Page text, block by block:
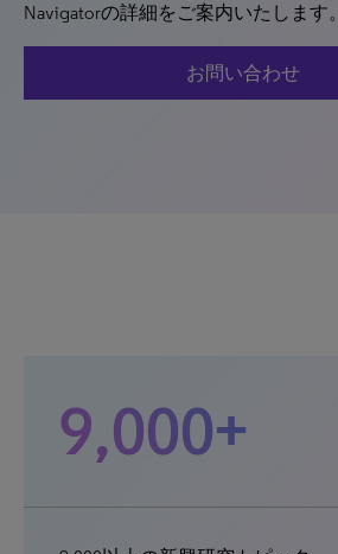
Navigatorの詳細をご案内いたします。
お問い合わせ
9,000+